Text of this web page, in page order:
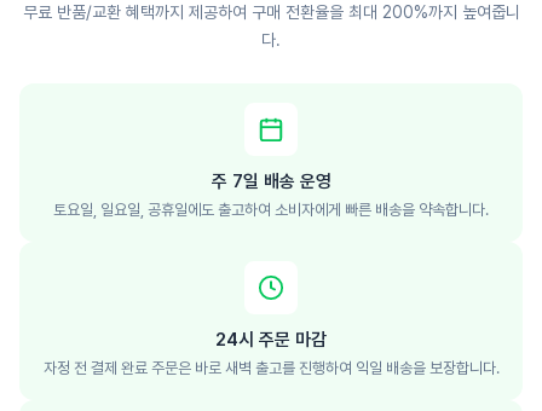
무료 반품/교환 혜택까지 제공하여 구매 전환율을 최대 200%까지 높여줍니
다.
주 7일 배송 운영
토요일, 일요일, 공휴일에도 출고하여 소비자에게 빠른 배송을 약속합니다.
24시 주문 마감
자정 전 결제 완료 주문은 바로 새벽 출고를 진행하여 익일 배송을 보장합니다.